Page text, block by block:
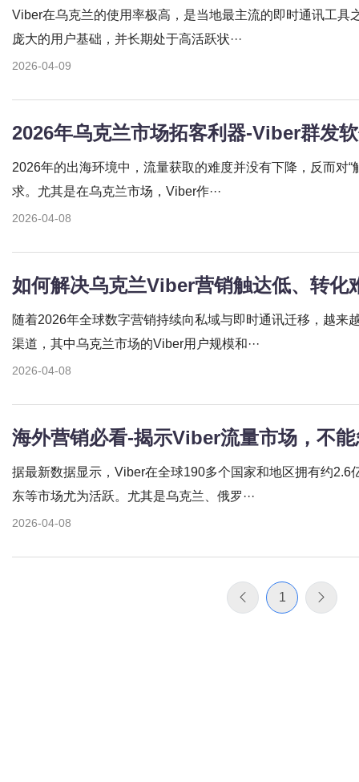
Viber在乌克兰的使用率极高，是当地最主流的即时通讯工具
庞大的用户基础，并长期处于高活跃状···
2026-04-09
2026年的出海环境中，流量获取的难度并没有下降，反而对“
求。尤其是在乌克兰市场，Viber作···
2026-04-08
随着2026年全球数字营销持续向私域与即时通讯迁移，越来
渠道，其中乌克兰市场的Viber用户规模和···
2026-04-08
据最新数据显示，Viber在全球190多个国家和地区拥有约2.6
东等市场尤为活跃。尤其是乌克兰、俄罗···
2026-04-08
1